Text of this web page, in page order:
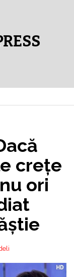
creţe
ori